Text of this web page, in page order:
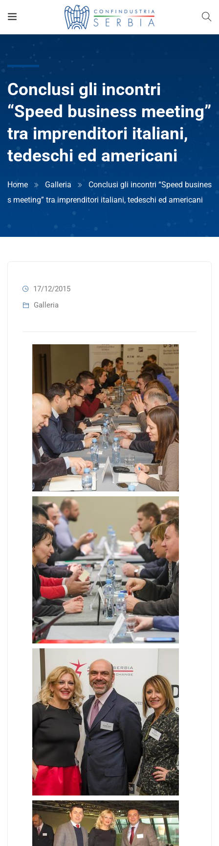
Conclusi gli incontri
“Speed business meeting”
tra imprenditori italiani,
tedeschi ed americani
Home Galleria
Conclusi gli incontri “Speed busines
s meeting” tra imprenditori italiani, tedeschi ed americani
17/12/2015
Galleria